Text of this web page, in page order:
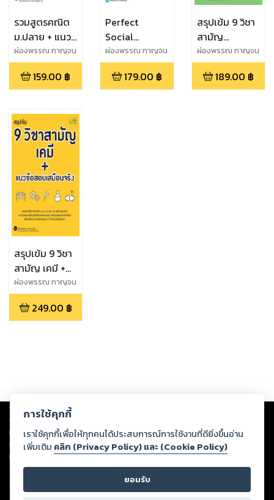
รวมสูตรคณิต
ม.ปลาย + แนว
ข้อสอบเสมือน
จริง ฉบับ
สมบูรณ์
ผ่องพรรณ กาญจน
กฤต
159.00 ฿
Perfect
Social
Studies สรุป
เข้มสังคม
ม.ปลาย ฉบับ
ผ่องพรรณ กาญจน
กฤต
179.00 ฿
สรุปเข้ม 9 วิชา
สามัญ
คณิตศาสตร์ 2
+ แนวข้อสอบ
เสมือนจริง
ผ่องพรรณ กาญจน
กฤต
189.00 ฿
สรุปเข้ม 9 วิชา
สามัญ เคมี +
แนวข้อสอบ
เสมือนจริง
ผ่องพรรณ กาญจน
กฤต
249.00 ฿
Copyright © 2026
ต่อผลงานหรือเนื้อหาใดที่อัปโหลดผ่านเว็บไซต์และปรากฏว่าละเมิดสิทธิใน
ทรัพย์สินทางปัญญาของบุคคลอื่นหรือขัดต่อกฎหมายและศีลธรรม ดังนั้น ผู้อ่าน
ทุกท่านโปรดใช้วิจารณญาณในการกลั่นกรองด้วยตนเอง และหากท่านพบว่าส่วน
หนึ่งส่วนใดขัดต่อกฎหมายและศีลธรรม กรุณาแจ้งมายังบริษัท เพื่อทีมงานจะได้
ดำเนินการในทันที ทั้งนี้ ทางสตอรี่ล็อกขอสงวนลิขสิทธิ์ตามพระราชบัญญัติ
ลิขสิทธิ์ พ.ศ. 2537 (ฉบับล่าสุด)
การใช้คุกกี้
เราใช้คุกกี้เพื่อให้ทุกคนได้ประสบการณ์การใช้งานที่ดียิ่งขึ้นอ่าน
เพิ่มเติม คลิก (Privacy Policy) และ (Cookie Policy)
ยอมรับ